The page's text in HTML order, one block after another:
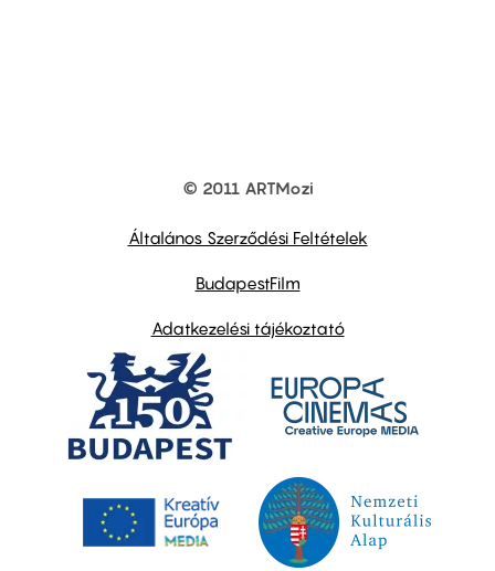
© 2011 ARTMozi
Általános Szerződési Feltételek
BudapestFilm
Adatkezelési tájékoztató